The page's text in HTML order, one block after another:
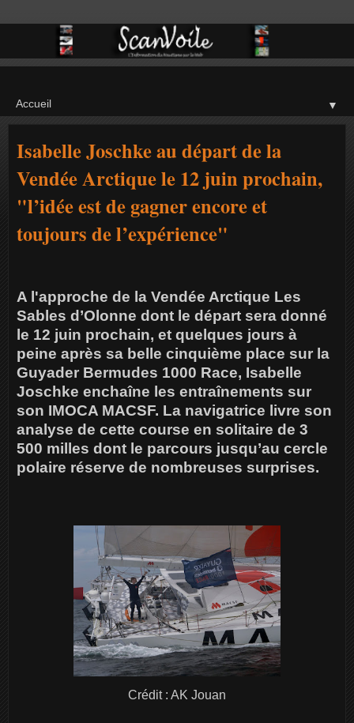
▼
Isabelle Joschke au départ de la
Vendée Arctique le 12 juin prochain,
"l’idée est de gagner encore et
toujours de l’expérience"
A l'approche de la Vendée Arctique Les
Sables d’Olonne dont le départ sera donné
le 12 juin prochain, et quelques jours à
peine après sa belle cinquième place sur la
Guyader Bermudes 1000 Race, Isabelle
Joschke enchaîne les entraînements sur
son IMOCA MACSF. La navigatrice livre son
analyse de cette course en solitaire de 3
500 milles dont le parcours jusqu’au cercle
polaire réserve de nombreuses surprises.
Crédit : AK Jouan